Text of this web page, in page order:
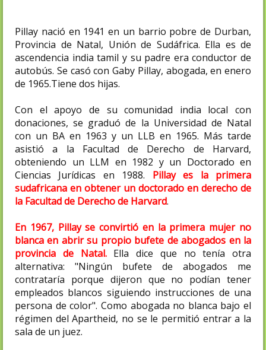
Pillay nació en 1941 en un barrio pobre de Durban,
Provincia de Natal, Unión de Sudáfrica. Ella es de
ascendencia india tamil y su padre era conductor de
autobús. Se casó con Gaby Pillay, abogada, en enero
de 1965.Tiene dos hijas.
Con el apoyo de su comunidad india local con
donaciones, se graduó de la Universidad de Natal
con un BA en 1963 y un LLB en 1965. Más tarde
asistió a la Facultad de Derecho de Harvard,
obteniendo un LLM en 1982 y un Doctorado en
Ciencias Jurídicas en 1988. Pillay es la primera
sudafricana en obtener un doctorado en derecho de
la Facultad de Derecho de Harvard.
En 1967, Pillay se convirtió en la primera mujer no
blanca en abrir su propio bufete de abogados en la
provincia de Natal. Ella dice que no tenía otra
alternativa: "Ningún bufete de abogados me
contrataría porque dijeron que no podían tener
empleados blancos siguiendo instrucciones de una
persona de color". Como abogada no blanca bajo el
régimen del Apartheid, no se le permitió entrar a la
sala de un juez.